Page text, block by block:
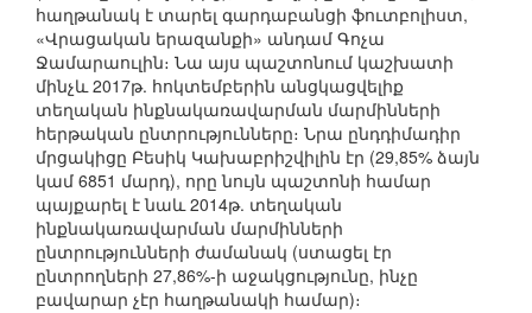
հաղթանակ է տարել գարդաբանցի ֆուտբոլիստ,
«Վրացական երազանքի» անդամ Գոչա
Ջամարաուլին։ Նա այս պաշտոնում կաշխատի
մինչև 2017թ. հոկտեմբերին անցկացվելիք
տեղական ինքնակառավարման մարմինների
հերթական ընտրությունները։ Նրա ընդդիմադիր
մրցակիցը Բեսիկ Կախաբրիշվիլին էր (29,85% ձայն
կամ 6851 մարդ), որը նույն պաշտոնի համար
պայքարել է նաև 2014թ. տեղական
ինքնակառավարման մարմինների
ընտրությունների ժամանակ (ստացել էր
ընտրողների 27,86%-ի աջակցությունը, ինչը
բավարար չէր հաղթանակի համար)։